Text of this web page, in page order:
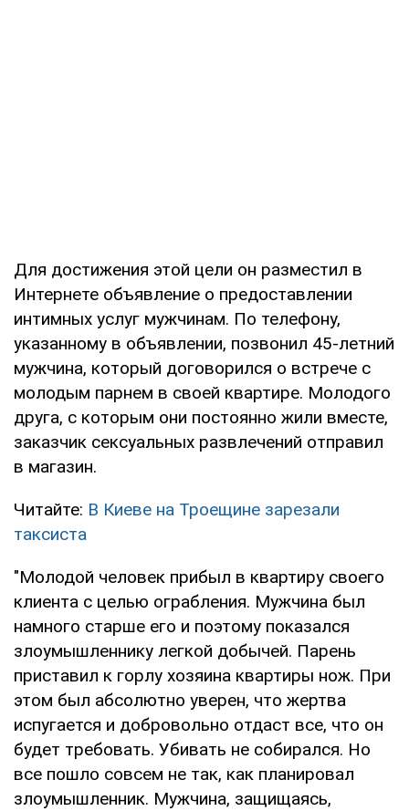
Для достижения этой цели он разместил в
Интернете объявление о предоставлении
интимных услуг мужчинам. По телефону,
указанному в объявлении, позвонил 45-летний
мужчина, который договорился о встрече с
молодым парнем в своей квартире. Молодого
друга, с которым они постоянно жили вместе,
заказчик сексуальных развлечений отправил
в магазин.
Читайте: В Киеве на Троещине зарезали
таксиста
"Молодой человек прибыл в квартиру своего
клиента с целью ограбления. Мужчина был
намного старше его и поэтому показался
злоумышленнику легкой добычей. Парень
приставил к горлу хозяина квартиры нож. При
этом был абсолютно уверен, что жертва
испугается и добровольно отдаст все, что он
будет требовать. Убивать не собирался. Но
все пошло совсем не так, как планировал
злоумышленник. Мужчина, защищаясь,